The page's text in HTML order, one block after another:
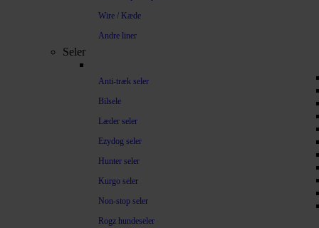
Wire / Kæde
Andre liner
Seler
Anti-træk seler
Bilsele
Læder seler
Ezydog seler
Hunter seler
Kurgo seler
Non-stop seler
Rogz hundeseler